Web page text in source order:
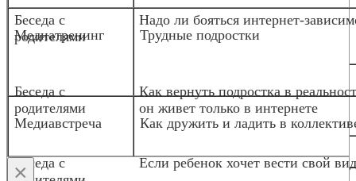
Беседа с
родителями
Надо ли бояться интернет-
Беседа с
родителями
Как вернуть подростка в
он живет только в интернете
Беседа с
Если ребенок хочет вести свой
Медиатренинг Трудные подростки
Медиавстреча Как дружить и ладить в
×